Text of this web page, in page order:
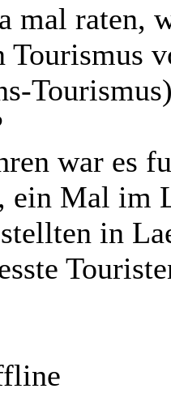
mal raten,
war es
ein Mal im
in